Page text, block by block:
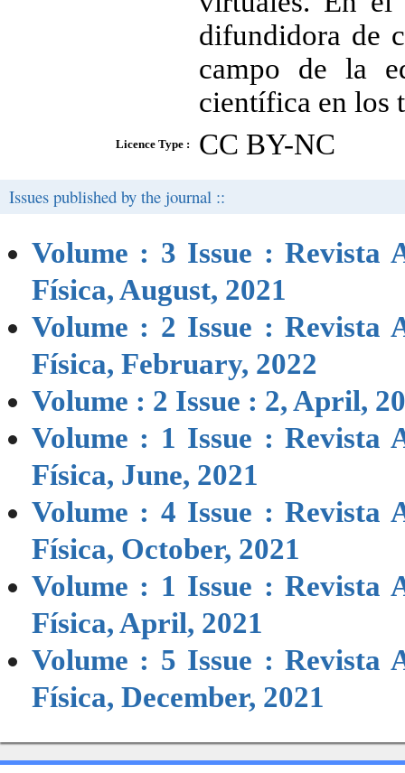
difundidora de
campo de la
científica en los
Licence Type : CC BY-NC
Issues published by the journal ::
Volume : 3 Issue : Revista
Física, August, 2021
Volume : 2 Issue : Revista
Física, February, 2022
Volume : 2 Issue : 2, April,
Volume : 1 Issue : Revista
Física, June, 2021
Volume : 4 Issue : Revista
Física, October, 2021
Volume : 1 Issue : Revista
Física, April, 2021
Volume : 5 Issue : Revista
Física, December, 2021